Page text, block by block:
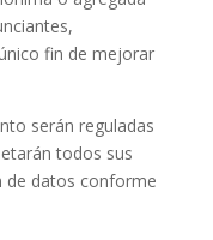
fin de mejorar
serán reguladas
todos sus
de datos conforme